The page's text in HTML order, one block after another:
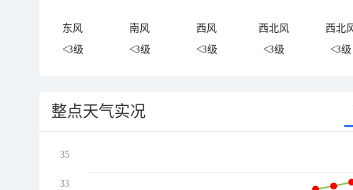
东风 南风 西风 西北风
西北
<3级
<3级 <3级 <3级 <3级
整点天气实况
35
33